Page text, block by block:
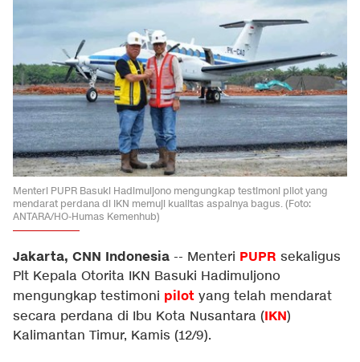
Menteri PUPR Basuki Hadimuljono mengungkap testimoni pilot yang
mendarat perdana di IKN memuji kualitas aspalnya bagus. (Foto:
ANTARA/HO-Humas Kemenhub)
Jakarta, CNN Indonesia -- Menteri PUPR sekaligus
Plt Kepala Otorita IKN Basuki Hadimuljono
mengungkap testimoni pilot yang telah mendarat
secara perdana di Ibu Kota Nusantara (IKN)
Kalimantan Timur, Kamis (12/9).